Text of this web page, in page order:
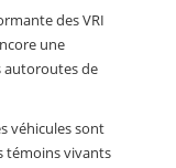
des VRI
une
autoroutes de
véhicules sont
témoins vivants